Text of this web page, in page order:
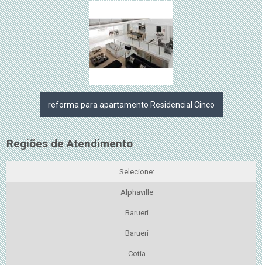
reforma para apartamento Residencial Cinco
Regiões de Atendimento
Selecione:
Alphaville
Barueri
Barueri
Cotia